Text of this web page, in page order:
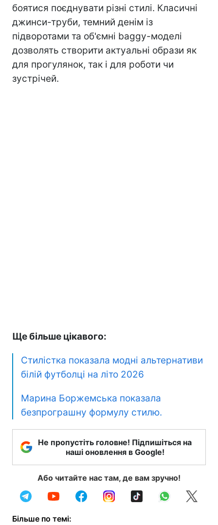
боятися поєднувати різні стилі. Класичні
джинси-труби, темний денім із
підворотами та об'ємні baggy-моделі
дозволять створити актуальні образи як
для прогулянок, так і для роботи чи
зустрічей.
Ще більше цікавого:
Стилістка показала модні альтернативи
білій футболці на літо 2026
Марина Боржемська показала
безпрограшну формулу стилю.
Не пропустіть головне! Підпишіться на
наші оновлення в Google!
Або читайте нас там, де вам зручно!
Більше по темі: